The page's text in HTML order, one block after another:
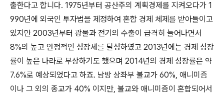
출한다고 합니다. 1975년부터 공산주의 계획경제를 지켜오다가 1
990년에 외국인 투자법을 제정하여 혼합 경제 체제를 받아들이고
있지만 2003년부터 광물과 전기의 수출이 급격히 늘어나면서
8%의 높고 안정적인 성장세를 달성하였고 2013년에는 경제 성장
률이 높은 나라로 부상하기도 했으며 2014년의 경제 성장률은 약
7.6%로 예상되었다고 하죠. 남방 상좌부 불교가 60%, 애니미즘
이나 그 외의 종교가 40% 이지만, 불교와 애니미즘이 혼합되어서